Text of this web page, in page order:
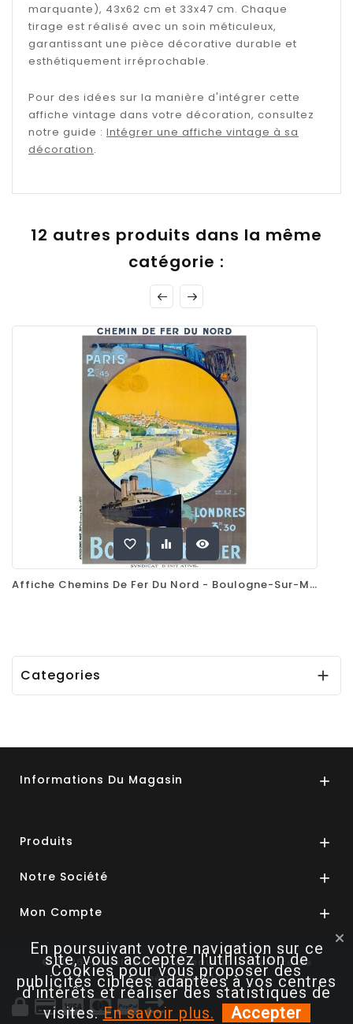
marquante), 43x62 cm et 33x47 cm. Chaque
tirage est réalisé avec un soin méticuleux,
garantissant une pièce décorative durable et
esthétiquement irréprochable.
Pour des idées sur la manière d'intégrer cette
affiche vintage dans votre décoration, consultez
notre guide : Intégrer une affiche vintage à sa
décoration.
12 autres produits dans la même
catégorie :
favorite_border equalizer visibility
Affiche Chemins De Fer Du Nord - Boulogne-Sur-Mer
Categories 
Informations Du Magasin 
Produits 
Notre Société 
Mon Compte 
© 2026 - mesIdéesdecadeaux.fr un service de
GénéalogieKdo
En poursuivant votre navigation sur ce
site, vous acceptez l'utilisation de
Cookies pour vous proposer des
publicités ciblées adaptées à vos centres
d'intérêts et réaliser des statistiques de
visites.En savoir plus. Accepter